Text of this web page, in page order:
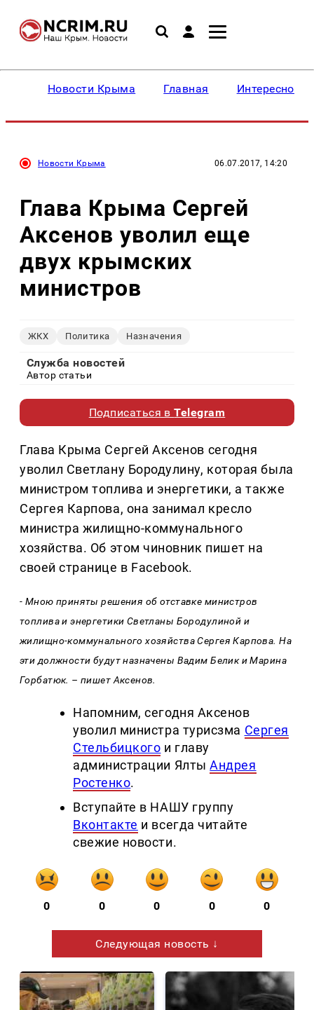
Новости Крыма Главная Интересное
Новости Крыма 06.07.2017, 14:20
Глава Крыма Сергей
Аксенов уволил еще
двух крымских
министров
ЖКХ Политика Назначения
Служба новостей
Автор статьи
Подписаться вTelegram
Глава Крыма Сергей Аксенов сегодня
уволил Светлану Бородулину, которая была
министром топлива и энергетики, а также
Сергея Карпова, она занимал кресло
министра жилищно-коммунального
хозяйства. Об этом чиновник пишет на
своей странице в Facebook.
- Мною приняты решения об отставке министров
топлива и энергетики Светланы Бородулиной и
жилищно-коммунального хозяйства Сергея Карпова. На
эти должности будут назначены Вадим Белик и Марина
Горбатюк. – пишет Аксенов.
Напомним, сегодня Аксенов
уволил министра турисзма Сергея
Стельбицкого и главу
администрации ЯлтыАндрея
Ростенко.
Вступайте в НАШУ группу
Вконтакте и всегда читайте
свежие новости.
0 0 0 0 0
Следующая новость ↓